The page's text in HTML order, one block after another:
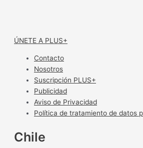
ÚNETE A PLUS+
Contacto
Nosotros
Suscripción PLUS+
Publicidad
Aviso de Privacidad
Política de tratamiento de datos
Chile